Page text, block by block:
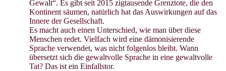
Gewalt“. Es gibt seit 2015 zigtausende Grenztote, die den
Kontinent säumen, natürlich hat das Auswirkungen auf das
Innere der Gesellschaft.
Es macht auch einen Unterschied, wie man über diese
Menschen redet. Vielfach wird eine dämonisierende
Sprache verwendet, was nicht folgenlos bleibt. Wann
übersetzt sich die gewaltvolle Sprache in eine gewaltvolle
Tat? Das ist ein Einfallstor.